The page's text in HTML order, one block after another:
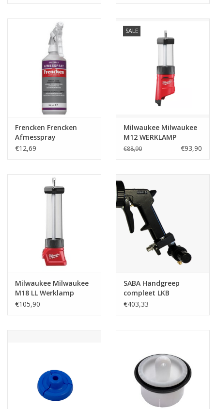
Frencken Frencken
Afmesspray
€12,69
SALE
Milwaukee Milwaukee
M12 WERKLAMP
€88,90 €93,90
Milwaukee Milwaukee
M18 LL Werklamp
€105,90
SABA Handgreep
compleet LKB
€403,33